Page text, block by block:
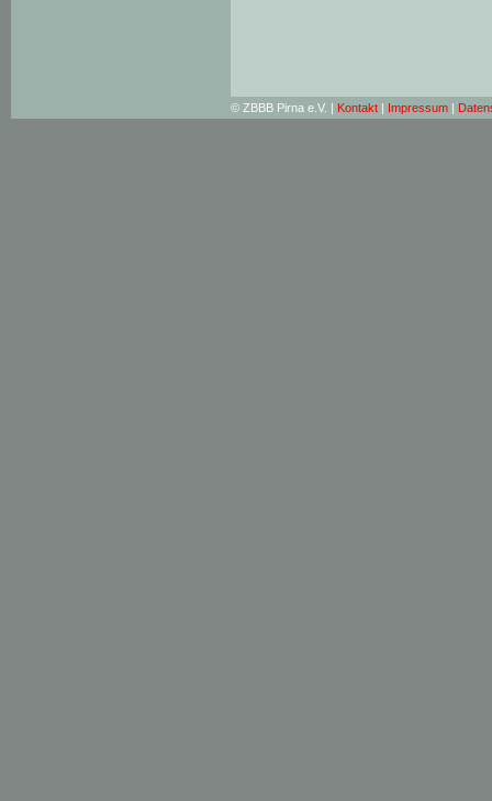
© ZBBB Pirna e.V. | Kontakt | Impressum |